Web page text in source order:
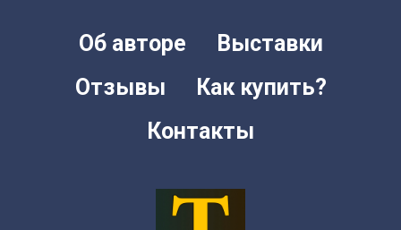
Об авторе
Выставки
Отзывы
Как купить?
Контакты